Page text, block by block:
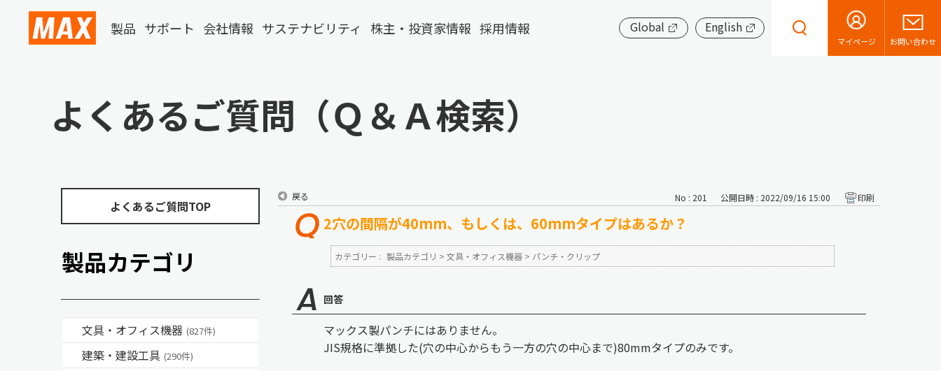
製品 サポート 会社情報 サステナビリティ 株主・投資家情報 採用情報 Global English
マイページ お問い合わせ
よくあるご質問（Ｑ＆Ａ検索）
よくあるご質問TOP
製品カテゴリ
文具・オフィス機器 (827件)
建築・建設工具 (290件)
戻る No : 201 公開日時 : 2022/09/16 15:00 印刷
2穴の間隔が40mm、もしくは、60mmタイプはあるか？
カテゴリー : 製品カテゴリ > 文具・オフィス機器 > パンチ・クリップ
回答
マックス製パンチにはありません。
JIS規格に準拠した(穴の中心からもう一方の穴の中心まで)80mmタイプのみです。